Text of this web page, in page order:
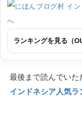
ランキングを見る（
最後まで読んでいた
インドネシア人気